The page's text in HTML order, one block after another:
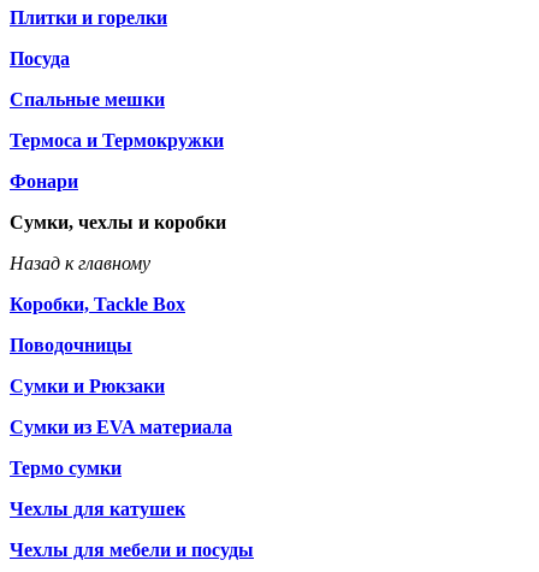
Плитки и горелки
Посуда
Спальные мешки
Термоса и Термокружки
Фонари
Сумки, чехлы и коробки
Назад к главному
Коробки, Tackle Box
Поводочницы
Сумки и Рюкзаки
Сумки из EVA материала
Термо сумки
Чехлы для катушек
Чехлы для мебели и посуды